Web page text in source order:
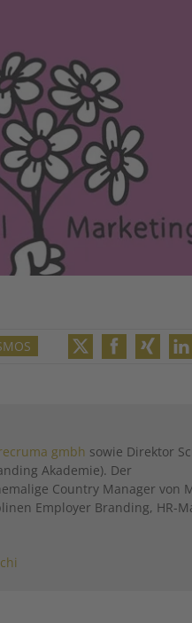
Twitter
gmbh sowie Direktor
Akademie). Der
Country Manager von
Employer Branding, HR-